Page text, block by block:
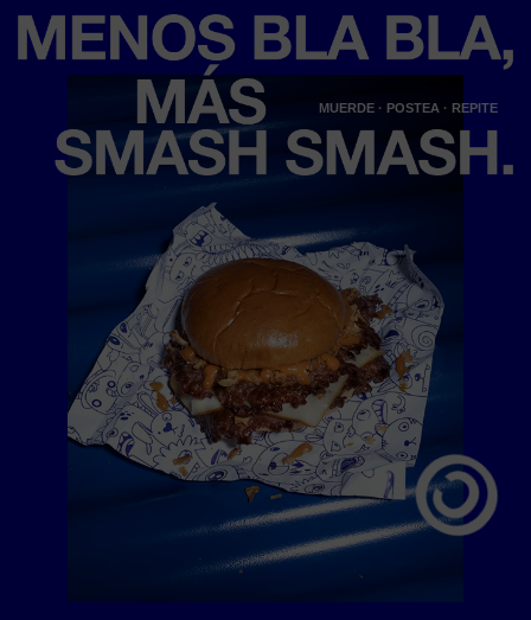
MUERDE · POSTEA · REPITE